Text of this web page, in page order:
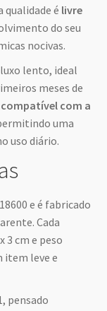
é livre
do seu
nocivas.
lento, ideal
meses de
compatível com a
uma
uso diário.
e é fabricado
Cada
3 cm e peso
item leve e
pensado